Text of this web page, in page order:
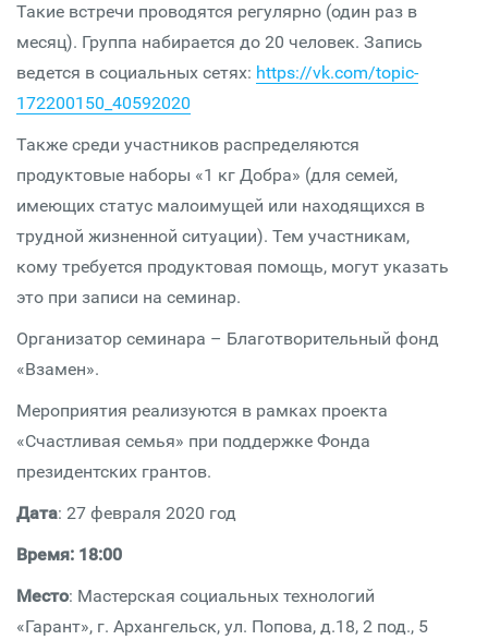
Такие встречи проводятся регулярно (один раз в
месяц). Группа набирается до 20 человек. Запись
ведется в социальных сетях: https://vk.com/topic-
172200150_40592020
Также среди участников распределяются
продуктовые наборы «1 кг Добра» (для семей,
имеющих статус малоимущей или находящихся в
трудной жизненной ситуации). Тем участникам,
кому требуется продуктовая помощь, могут указать
это при записи на семинар.
Организатор семинара – Благотворительный фонд
«Взамен».
Мероприятия реализуются в рамках проекта
«Счастливая семья» при поддержке Фонда
президентских грантов.
Дата: 27 февраля 2020 год
Время: 18:00
Место: Мастерская социальных технологий
«Гарант», г. Архангельск, ул. Попова, д.18, 2 под., 5